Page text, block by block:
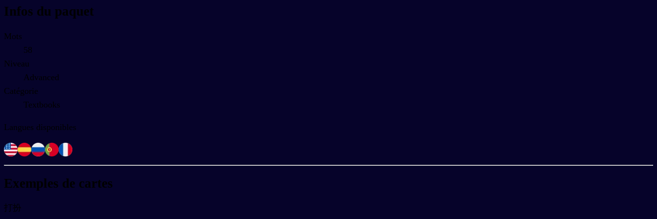
Infos du paquet
Mots
58
Niveau
Advanced
Catégorie
Textbooks
Langues disponibles
Exemples de cartes
打扮